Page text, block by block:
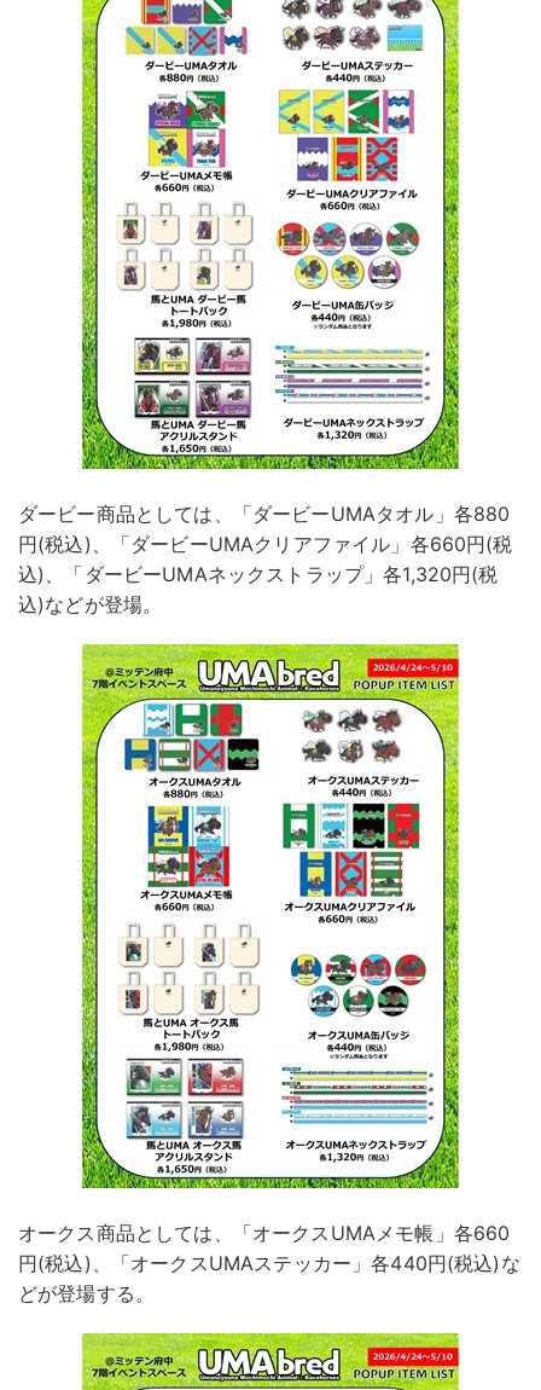
ダービー商品としては、「ダービーUMAタオル」各880
円(税込)、「ダービーUMAクリアファイル」各660円(税
込)、「ダービーUMAネックストラップ」各1,320円(税
込)などが登場。
オークス商品としては、「オークスUMAメモ帳」各660
円(税込)、「オークスUMAステッカー」各440円(税込)な
どが登場する。